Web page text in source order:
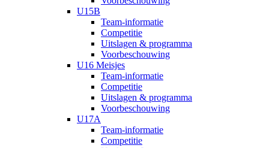
U15B
Team-informatie
Competitie
Uitslagen & programma
Voorbeschouwing
U16 Meisjes
Team-informatie
Competitie
Uitslagen & programma
Voorbeschouwing
U17A
Team-informatie
Competitie